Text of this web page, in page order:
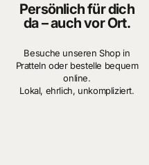
Persönlich für dich
da – auch vor Ort.
Besuche unseren Shop in
Pratteln oder bestelle bequem
online.
Lokal, ehrlich, unkompliziert.